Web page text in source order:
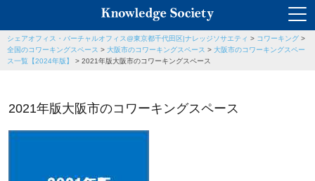
シェアオフィス・バーチャルオフィス@東京都千代田区|ナレッジソサエティ > コワーキング >
全国のコワーキングスペース > 大阪市のコワーキングスペース > 大阪市のコワーキングスペー
ス一覧【2024年版】
> 2021年版大阪市のコワーキングスペース
2021年版大阪市のコワーキングスペース